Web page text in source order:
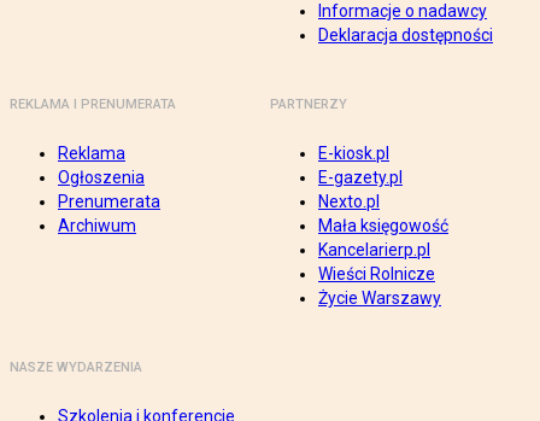
Informacje o nadawcy
Deklaracja dostępności
REKLAMA I PRENUMERATA
Reklama
Ogłoszenia
Prenumerata
Archiwum
PARTNERZY
E-kiosk.pl
E-gazety.pl
Nexto.pl
Mała księgowość
Kancelarierp.pl
Wieści Rolnicze
Życie Warszawy
NASZE WYDARZENIA
Szkolenia i konferencje